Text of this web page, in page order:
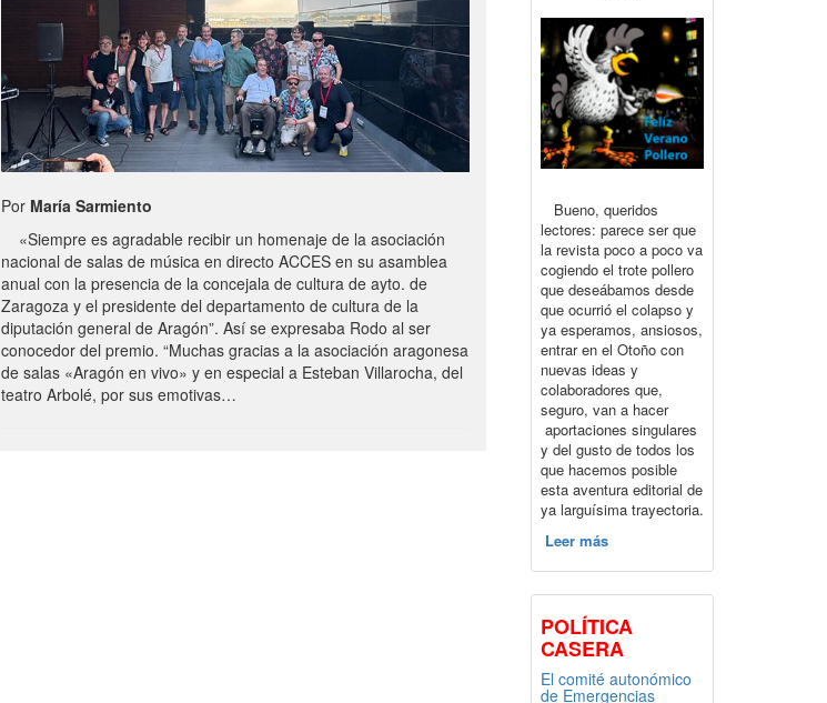
Por María Sarmiento
«Siempre es agradable recibir un homenaje de la asociación
nacional de salas de música en directo ACCES en su asamblea
anual con la presencia de la concejala de cultura de ayto. de
Zaragoza y el presidente del departamento de cultura de la
diputación general de Aragón”. Así se expresaba Rodo al ser
conocedor del premio. “Muchas gracias a la asociación aragonesa
de salas «Aragón en vivo» y en especial a Esteban Villarocha, del
teatro Arbolé, por sus emotivas…
Bueno, queridos
lectores: parece ser que
la revista poco a poco va
cogiendo el trote pollero
que deseábamos desde
que ocurrió el colapso y
ya esperamos, ansiosos,
entrar en el Otoño con
nuevas ideas y
colaboradores que,
seguro, van a hacer
aportaciones singulares
y del gusto de todos los
que hacemos posible
esta aventura editorial de
ya larguísima trayectoria.
Leer más
POLÍTICA
CASERA
El comité autonómico
de Emergencias